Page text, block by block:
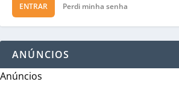
ENTRAR Perdi minha senha
ANÚNCIOS
Anúncios